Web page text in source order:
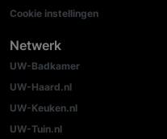
Cookie instellingen
Netwerk
UW-Badkamer
UW-Haard.nl
UW-Keuken.nl
UW-Tuin.nl